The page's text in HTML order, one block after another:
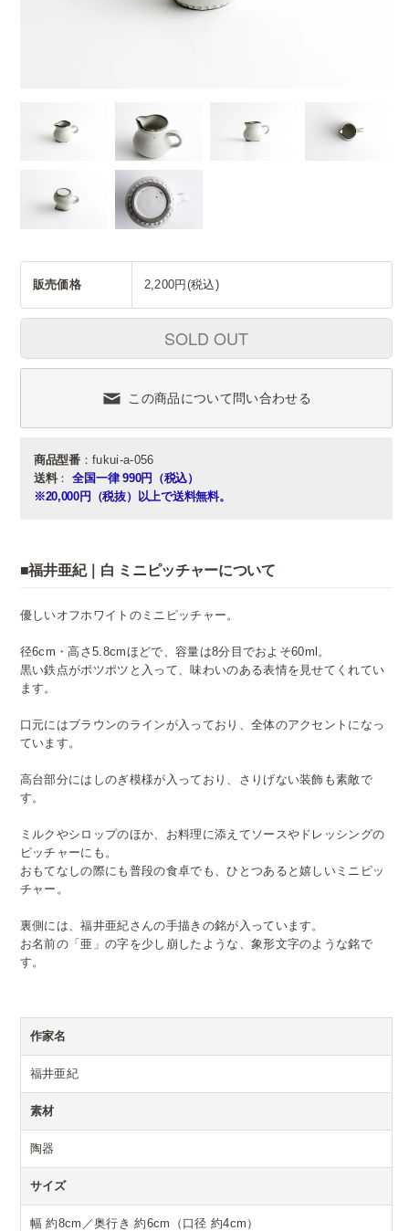
販売価格 2,200円(税込)
SOLD OUT
この商品について問い合わせる
商品型番：fukui-a-056
送料： 全国一律 990円（税込）
※20,000円（税抜）以上で送料無料。
■福井亜紀｜白 ミニピッチャーについて
優しいオフホワイトのミニピッチャー。
径6cm・高さ5.8cmほどで、容量は8分目でおよそ60ml。
黒い鉄点がポツポツと入って、味わいのある表情を見せてくれてい
ます。
口元にはブラウンのラインが入っており、全体のアクセントになっ
ています。
高台部分にはしのぎ模様が入っており、さりげない装飾も素敵で
す。
ミルクやシロップのほか、お料理に添えてソースやドレッシングの
ピッチャーにも。
おもてなしの際にも普段の食卓でも、ひとつあると嬉しいミニピッ
チャー。
裏側には、福井亜紀さんの手描きの銘が入っています。
お名前の「亜」の字を少し崩したような、象形文字のような銘で
す。
作家名
福井亜紀
素材
陶器
サイズ
幅 約8cm／奥行き 約6cm（口径 約4cm）